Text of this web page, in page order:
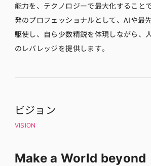
能力を、テクノロジーで最大化すること
発のプロフェッショナルとして、AIや最
駆使し、自ら少数精鋭を体現しながら、
のレバレッジを提供します。
ビジョン
VISION
Make a World beyond